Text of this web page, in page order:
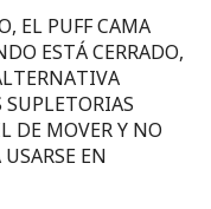
EL PUFF CAMA
ESTÁ CERRADO,
SUPLETORIAS
DE MOVER Y NO
EN